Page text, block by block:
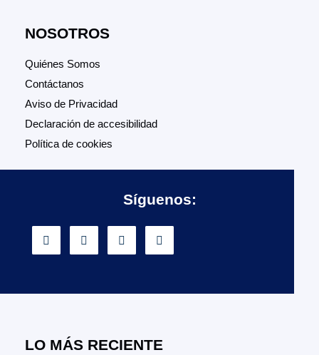
NOSOTROS
Quiénes Somos
Contáctanos
Aviso de Privacidad
Declaración de accesibilidad
Política de cookies
Síguenos:
LO MÁS RECIENTE